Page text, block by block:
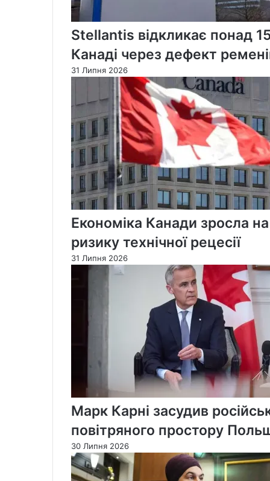
Stellantis відкликає понад
Канаді через дефект
31 Липня 2026
Економіка Канади зросла
ризику технічної рецесії
31 Липня 2026
Марк Карні засудив
повітряного простору
30 Липня 2026